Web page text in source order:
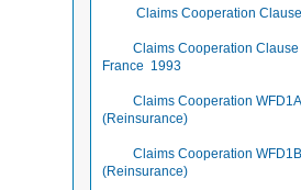
Claims Cooperation
Claims Cooperation
France 1993
Claims Cooperation WFD1A
(Reinsurance)
Claims Cooperation
(Reinsurance)